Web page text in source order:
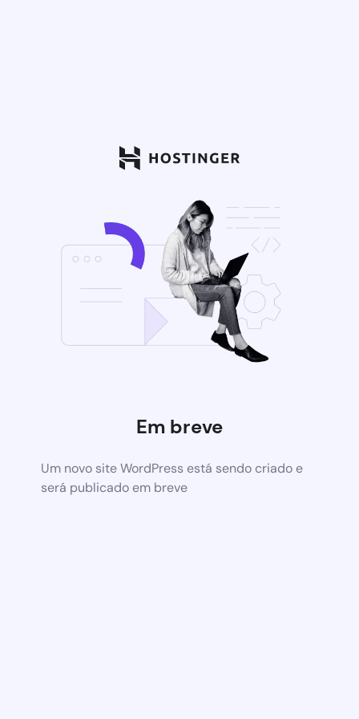
Em breve
Um novo site WordPress está sendo criado e
será publicado em breve